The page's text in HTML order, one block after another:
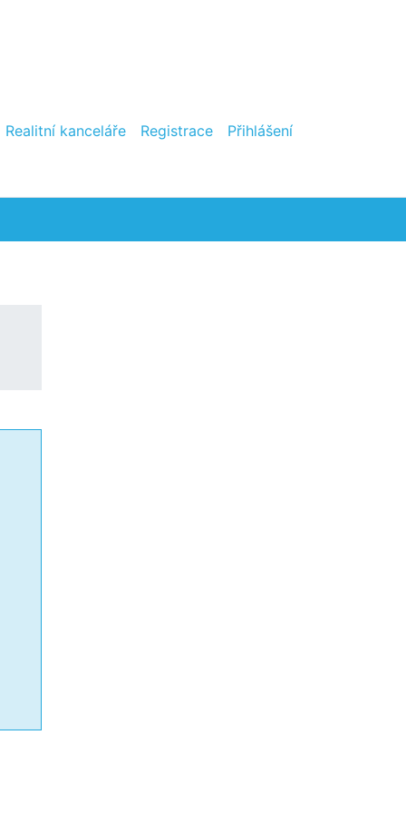
Realitní kanceláře Registrace Přihlášení